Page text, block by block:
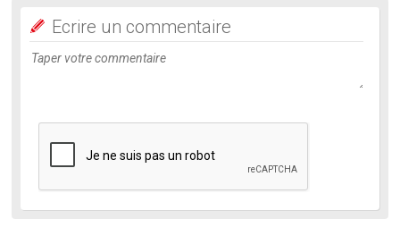
Ecrire un commentaire